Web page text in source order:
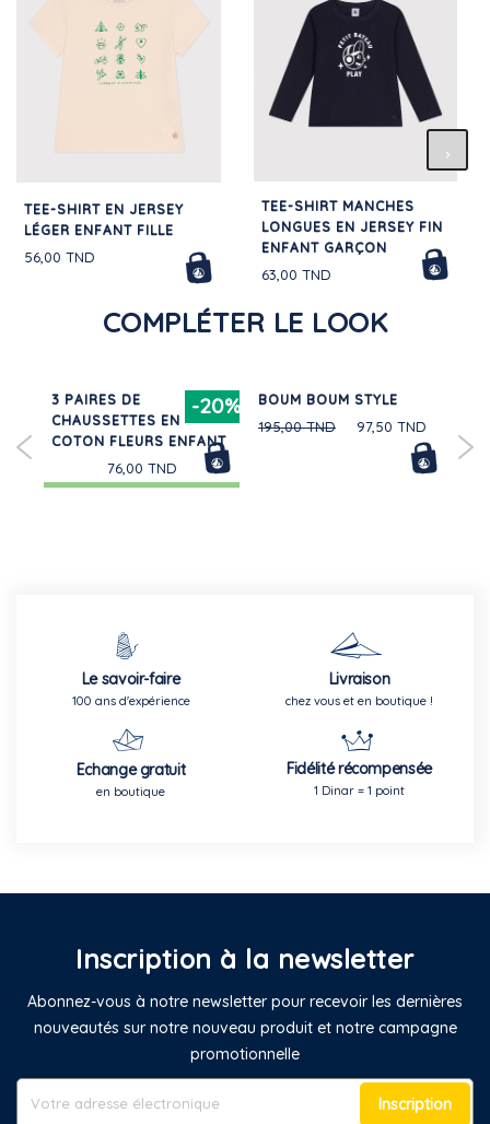
TEE-SHIRT EN JERSEY
LÉGER ENFANT FILLE
56,00 TND
TEE-SHIRT MANCHES
LONGUES EN JERSEY FIN
ENFANT GARÇON
63,00 TND
COMPLÉTER LE LOOK
-20%
3 PAIRES DE
CHAUSSETTES EN
COTON FLEURS ENFANT
76,00 TND
BOUM BOUM STYLE
97,50 TND
195,00 TND
Le savoir-faire
100 ans d'expérience
Livraison
chez vous et en boutique !
Echange gratuit
en boutique
Fidélité récompensée
1 Dinar = 1 point
Inscription à la newsletter
Abonnez-vous à notre newsletter pour recevoir les dernières
nouveautés sur notre nouveau produit et notre campagne
promotionnelle
Inscription